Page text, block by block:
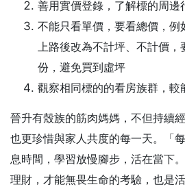
善用實價登錄，了解標的周邊
不能只看單價，要看總價，
上路後改為不計坪、不計價
份，避免買到虛坪
觀察相同標的的看房族群，較
晉升有殼族的筋肉媽媽，不但持續
也更珍惜與家人共度的每一天。「
息時間，學習放慢腳步，活在當下
理財，才能無畏生命的考驗，也是